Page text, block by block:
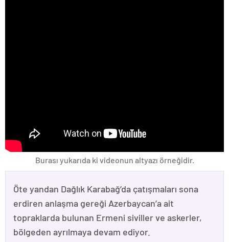
Burası yukarıda ki videonun altyazı örneğidir.
Öte yandan Dağlık Karabağ’da çatışmaları sona
erdiren anlaşma gereği Azerbaycan’a ait
topraklarda bulunan Ermeni siviller ve askerler,
bölgeden ayrılmaya devam ediyor.